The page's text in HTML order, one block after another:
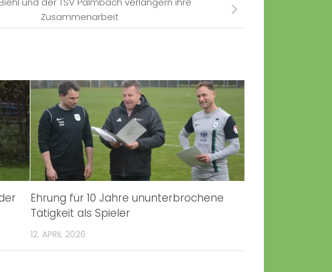
Zusammenarbeit
Ehrung für 10 Jahre ununterbrochene
Tätigkeit als Spieler
12. APRIL 2026